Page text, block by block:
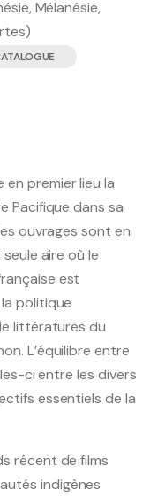
Mélanésie,
premier lieu la
Pacifique dans sa
ouvrages sont en
aire où le
est
politique
littératures du
L’équilibre entre
ci entre les divers
essentiels de la
récent de films
indigènes